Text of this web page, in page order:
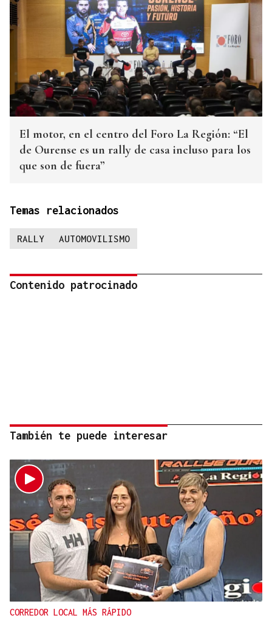
El motor, en el centro del Foro La Región: “El
de Ourense es un rally de casa incluso para los
que son de fuera”
Temas relacionados
RALLY AUTOMOVILISMO
Contenido patrocinado
También te puede interesar
CORREDOR LOCAL MÁS RÁPIDO